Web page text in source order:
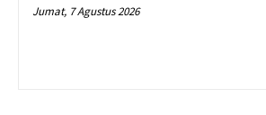
Jumat, 7 Agustus 2026